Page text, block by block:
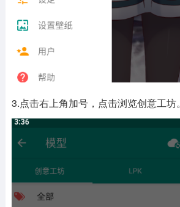
3.点击右上角加号，点击浏览创意工坊。